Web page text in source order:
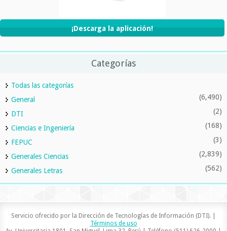
¡Descarga la aplicación!
Categorías
Todas las categorías
General
(6,490)
DTI (2)
Ciencias e Ingeniería (168)
FEPUC (3)
Generales Ciencias (2,839)
Generales Letras (562)
Servicio ofrecido por la Dirección de Tecnologías de Información (DTI). |
Términos de uso